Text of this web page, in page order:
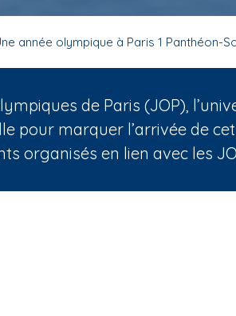
année olympique à Paris 1 Panthéon-
de Paris (JOP),
pour marquer l’arrivée de
organisés en lien avec les